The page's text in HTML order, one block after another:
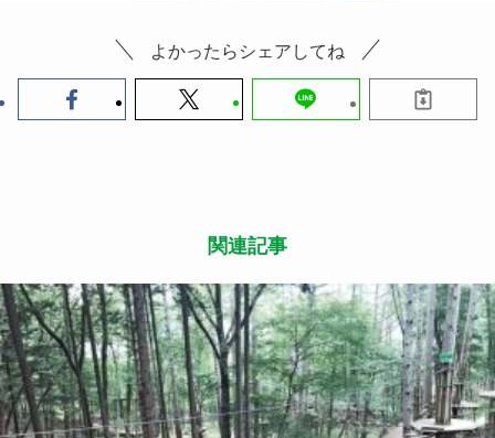
よかったらシェアしてね
関連記事